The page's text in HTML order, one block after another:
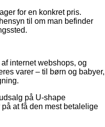
for en konkret pris.
til om man befinder
internet webshops, og
varer – til børn og babyer,
på U-shape
at få den mest betalelige